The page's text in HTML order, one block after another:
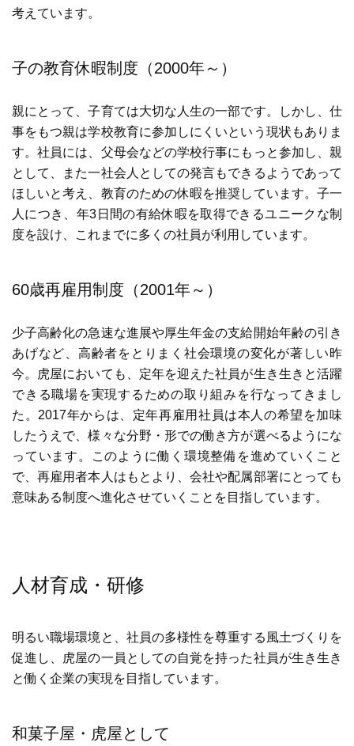
考えています。
子の教育休暇制度（2000年～）
親にとって、子育ては大切な人生の一部です。しかし、仕
事をもつ親は学校教育に参加しにくいという現状もありま
す。社員には、父母会などの学校行事にもっと参加し、親
として、また一社会人としての発言もできるようであって
ほしいと考え、教育のための休暇を推奨しています。子一
人につき、年3日間の有給休暇を取得できるユニークな制
度を設け、これまでに多くの社員が利用しています。
60歳再雇用制度（2001年～）
少子高齢化の急速な進展や厚生年金の支給開始年齢の引き
あげなど、高齢者をとりまく社会環境の変化が著しい昨
今。虎屋においても、定年を迎えた社員が生き生きと活躍
できる職場を実現するための取り組みを行なってきまし
た。2017年からは、定年再雇用社員は本人の希望を加味
したうえで、様々な分野・形での働き方が選べるようにな
っています。このように働く環境整備を進めていくこと
で、再雇用者本人はもとより、会社や配属部署にとっても
意味ある制度へ進化させていくことを目指しています。
人材育成・研修
明るい職場環境と、社員の多様性を尊重する風土づくりを
促進し、虎屋の一員としての自覚を持った社員が生き生き
と働く企業の実現を目指しています。
和菓子屋・虎屋として